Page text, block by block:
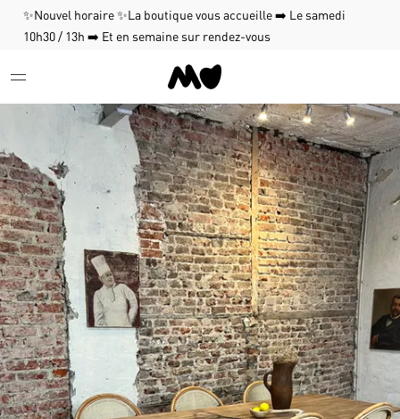
✨Nouvel horaire ✨La boutique vous accueille ➡️ Le samedi
10h30 / 13h ➡️ Et en semaine sur rendez-vous